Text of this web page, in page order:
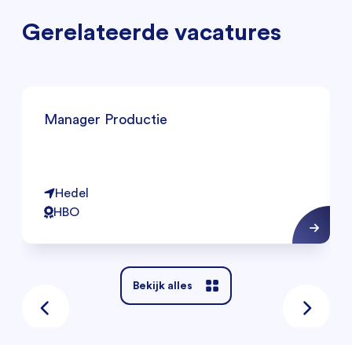
Gerelateerde vacatures
Manager Productie
Hedel
HBO
Bekijk alles